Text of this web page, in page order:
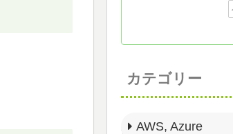
カテゴリー
AWS, Azure